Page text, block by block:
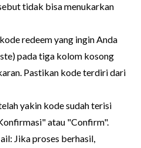
tidak bisa menukarkan
redeem yang ingin Anda
pada tiga kolom kosong
Pastikan kode terdiri dari
yakin kode sudah terisi
atau "Confirm".
Jika proses berhasil,